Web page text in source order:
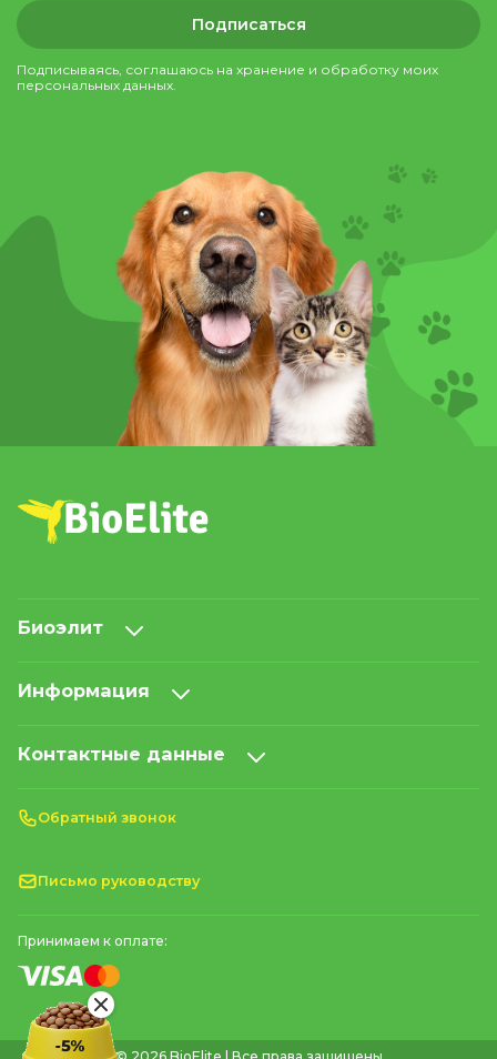
Подписаться
Подписываясь, соглашаюсь на хранение и обработку моих
персональных данных.
Биоэлит
Информация
Контактные данные
Обратный звонок
Письмо руководству
Принимаем к оплате: